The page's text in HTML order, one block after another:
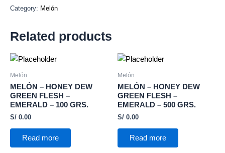
Category: Melón
Related products
Melón
MELÓN – HONEY DEW
GREEN FLESH –
EMERALD – 100 GRS.
S/ 0.00
Read more
Melón
MELÓN – HONEY DEW
GREEN FLESH –
EMERALD – 500 GRS.
S/ 0.00
Read more